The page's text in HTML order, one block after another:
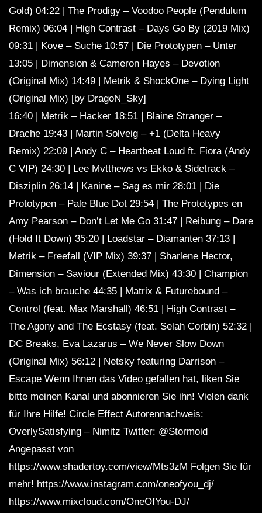
Gold) 04:22 | The Prodigy – Voodoo People (Pendulum
Remix) 06:04 | High Contrast – Days Go By (2019 Mix)
09:31 | Kove – Suche 10:57 | Die Prototypen – Unter
13:05 | Dimension & Cameron Hayes – Devotion
(Original Mix) 14:49 | Metrik & ShockOne – Dying Light
(Original Mix) [by DragoN_Sky]
16:40 | Metrik – Hacker 18:51 | Blaine Stranger –
Drache 19:43 | Martin Solveig – +1 (Delta Heavy
Remix) 22:09 | Andy C – Heartbeat Loud ft. Fiora (Andy
C VIP) 24:30 | Lee Mvtthews vs Ekko & Sidetrack –
Disziplin 26:14 | Kanine – Sag es mir 28:01 | Die
Prototypen – Pale Blue Dot 29:54 | The Prototypes en
Amy Pearson – Don’t Let Me Go 31:47 | Reibung – Dare
(Hold It Down) 35:20 | Loadstar – Diamanten 37:13 |
Metrik – Freefall (VIP Mix) 39:37 | Sharlene Hector,
Dimension – Saviour (Extended Mix) 43:30 | Champion
– Was ich brauche 44:35 | Matrix & Futurebound –
Control (feat. Max Marshall) 46:51 | High Contrast –
The Agony and The Ecstasy (feat. Selah Corbin) 52:32 |
DC Breaks, Eva Lazarus – We Never Slow Down
(Original Mix) 56:12 | Netsky featuring Darrison –
Escape Wenn Ihnen das Video gefallen hat, liken Sie
bitte meinen Kanal und abonnieren Sie ihn! Vielen dank
für Ihre Hilfe! Circle Effect Autorennachweis:
OverlySatisfying – Nimitz Twitter: @Stormoid
Angepasst von
https://www.shadertoy.com/view/Mts3zM Folgen Sie für
mehr! https://www.instagram.com/oneofyou_dj/
https://www.mixcloud.com/OneOfYou-DJ/